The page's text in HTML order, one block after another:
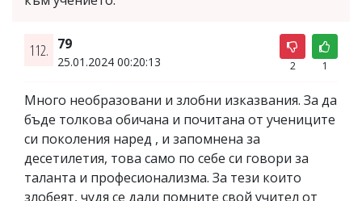
112. 79
25.01.2024 00:20:13 2 1
Много необразовани и злобни изказвания. За да
бъде толкова обичана и почитана от учениците
си поколения наред , и запомнена за
десетилетия, това само по себе си говори за
таланта и професионализма. За тези които
злобеят, чудя се дали помните свой учител от